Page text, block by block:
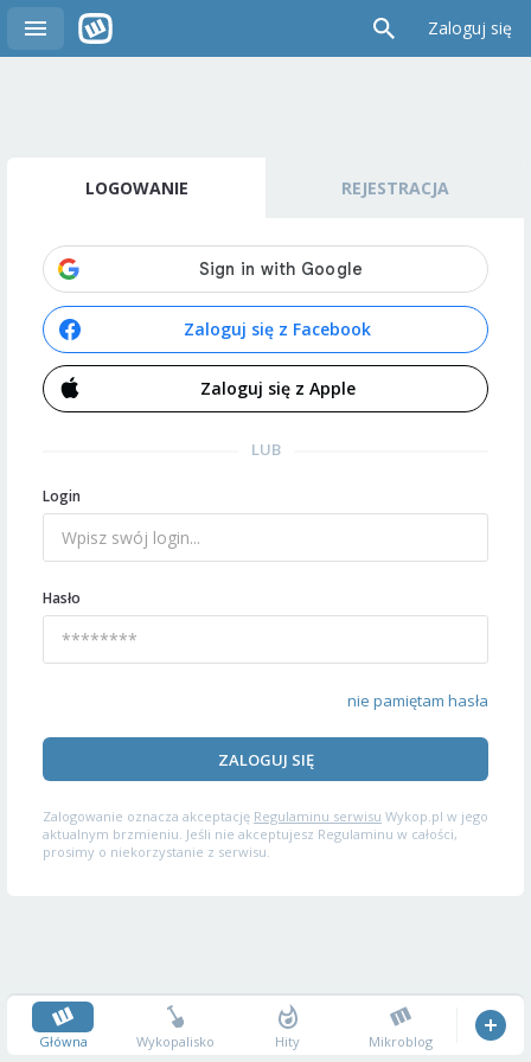
Zaloguj się
LOGOWANIE REJESTRACJA
Zaloguj się z Facebook
Zaloguj się z Apple
LUB
Login
Hasło
nie pamiętam hasła
ZALOGUJ SIĘ
Zalogowanie oznacza akceptację Regulaminu serwisu Wykop.pl w jego
aktualnym brzmieniu. Jeśli nie akceptujesz Regulaminu w całości,
prosimy o niekorzystanie z serwisu.
Główna Wykopalisko Hity Mikroblog